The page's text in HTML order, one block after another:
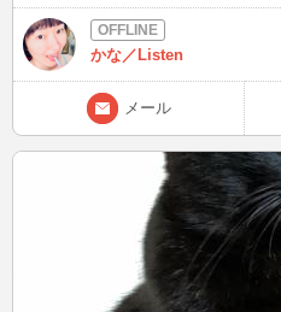
コトですが オペラスコアや卒業証書など、本当に大切なものは捨て
ないですよ！！ ちなみにものが溢れてると、知らず知らずのうちに
ストレスらしい↓ 参考資料 https://www.youtube.com/watch?
v=ZXz1eM4oGfU&t=2079s 私は↑見て、今までより断捨離に力入れよ
うと思ったのですが…。 断捨離好きな方いますかね？？ 次は
12/29(金)深夜1時頃～ 今日は声楽のレッスンがあるので、もしかした
ら遅れるかも。 その時は、改
かな／Listen
メール